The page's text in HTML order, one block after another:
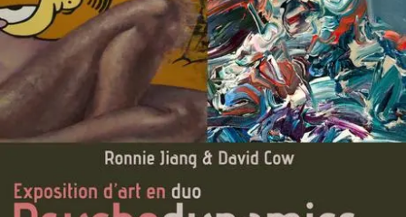
SERVICES
CRÉER SON CATALOGUE RAISONNÉ
ABONNEMENTS DÉDIÉS AUX GALERISTES
CRÉER SON SITE ARTISTE
CRÉER SON CATALOGUE D'EXPO
PUBLIER SES EXPOSITIONS